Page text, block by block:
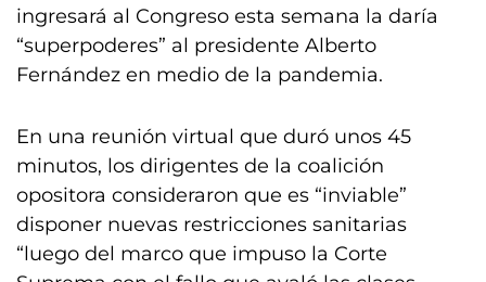
ingresará al Congreso esta semana la daría
“superpoderes” al presidente Alberto
Fernández en medio de la pandemia.
En una reunión virtual que duró unos 45
minutos, los dirigentes de la coalición
opositora consideraron que es “inviable”
disponer nuevas restricciones sanitarias
“luego del marco que impuso la Corte